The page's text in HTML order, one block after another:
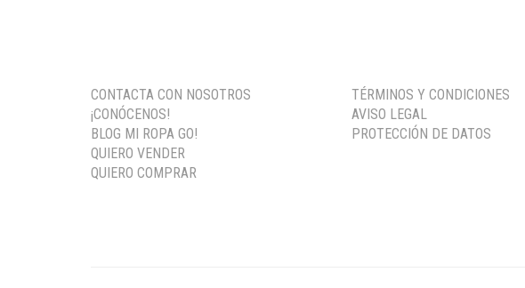
CONTACTA CON NOSOTROS
¡CONÓCENOS!
BLOG MI ROPA GO!
QUIERO VENDER
QUIERO COMPRAR
TÉRMINOS Y CONDICIONES
AVISO LEGAL
PROTECCIÓN DE DATOS